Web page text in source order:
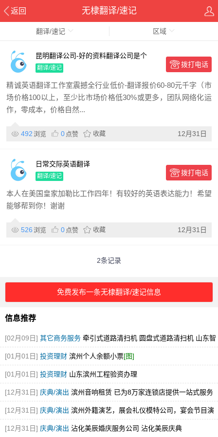
返回 无棣翻译/速记
翻译/速记 区域
昆明翻译公司-好的资料翻译公司是个
翻译/速记 拨打电话
精诚英语翻译工作室震撼全行业低价-翻译报价60-80元千字（市
场价格100以上，至少比市场价格低30%或更多，团队网络化运
作，零成本，价格自然...
492 浏览 0 点赞 收藏 12月31日
日常交际英语翻译
翻译/速记 拨打电话
本人在美国皇家加勒比工作四年！有较好的英语表达能力！希望
能够帮到你！谢谢
526 浏览 0 点赞 收藏 12月31日
2条记录
免费发布一条无棣翻译/速记信息
信息推荐
[02月09日] 其它商务服务 牵引式道路清扫机 圆盘式道路清扫机 山东智
行环卫 厂家直销[图]
[01月01日] 投资理财 滨州个人余额小票[图]
[01月01日] 投资理财 山东滨州工程验资办理
[12月31日] 庆典/演出 滨州音响租赁 已为8万家连锁店提供一站式服务
[图]
[12月31日] 庆典/演出 滨州外籍演艺，展会礼仪模特公司，宴会节目演
出，舞蹈
[12月31日] 庆典/演出 沾化美辰婚庆服务公司 沾化美辰庆典